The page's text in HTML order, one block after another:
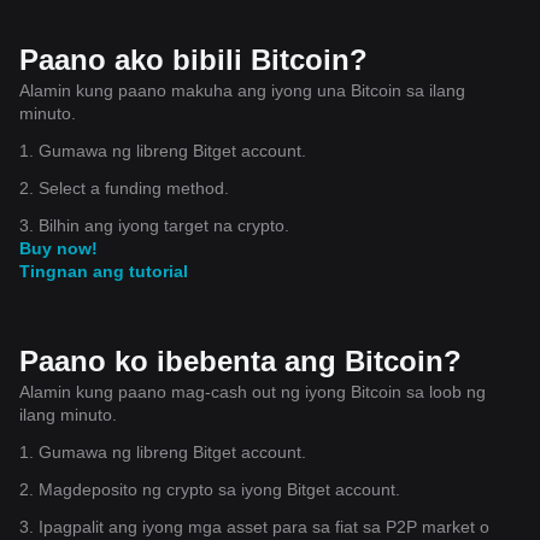
bloke ng mga transaksyon sa blockchain, na siyang
pampublikong ledger ng Bitcoin. Bilang reward, ang miner na
lumulutas sa problema ay unang tumatanggap ng mga bagong
block. Gayunpaman, ang mining ay nangangailangan ng
maraming computing power at kuryente, na nagtaas ng mga
alalahanin tungkol sa epekto nito sa kapaligiran.
Pinoprotektahan din ng Bitcoin mining ang network mula sa mga
pag-atake. Halimbawa, a
atake kung kinokontrol ng isang grupo ang higit sa kalahati ng
transaksyon, na nakakasira ng tiwala sa system. Gayunpaman,
ang malaking gastos at kapangyarihan sa pag-compute na
kinakailangan upang maisagawa ang gayong pag-atake ay
ginagawang hindi malamang sa network ng Bitcoin.
When did Bitcoin blow up
bilang kapag ito ay " blew up," nangyari sa ilang mahahalagang
yugto:
Paano ako bibili Bitcoin?
Alamin kung paano makuha ang iyong una Bitcoin sa ilang
minuto.
1. Gumawa ng libreng Bitget account.
2. Select a funding method.
3. Bilhin ang iyong target na crypto.
Buy now!
Tingnan ang tutorial
Paano ko ibebenta ang Bitcoin?
Alamin kung paano mag-cash out ng iyong Bitcoin sa loob ng
ilang minuto.
1. Gumawa ng libreng Bitget account.
2. Magdeposito ng crypto sa iyong Bitget account.
3. Ipagpalit ang iyong mga asset para sa fiat sa P2P market o